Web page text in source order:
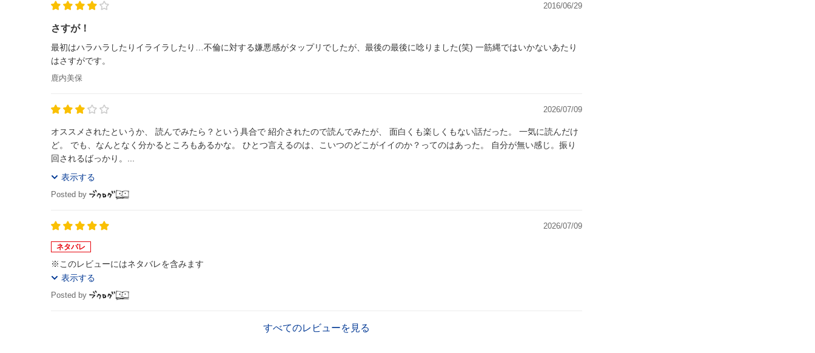
2016/06/29
さすが！
最初はハラハラしたりイライラしたり…不倫に対する嫌悪感がタップリでしたが、最後の最後に唸りました(笑) 一筋縄ではいかないあたり
はさすがです。
鹿内美保
2026/07/09
オススメされたというか、 読んでみたら？という具合で 紹介されたので読んでみたが、 面白くも楽しくもない話だった。 一気に読んだけ
ど。 でも、なんとなく分かるところもあるかな。 ひとつ言えるのは、こいつのどこがイイのか？ってのはあった。 自分が無い感じ。振り
回されるばっかり。...
表示する
Posted by
2026/07/09
ネタバレ
※このレビューにはネタバレを含みます
表示する
Posted by
すべてのレビューを見る